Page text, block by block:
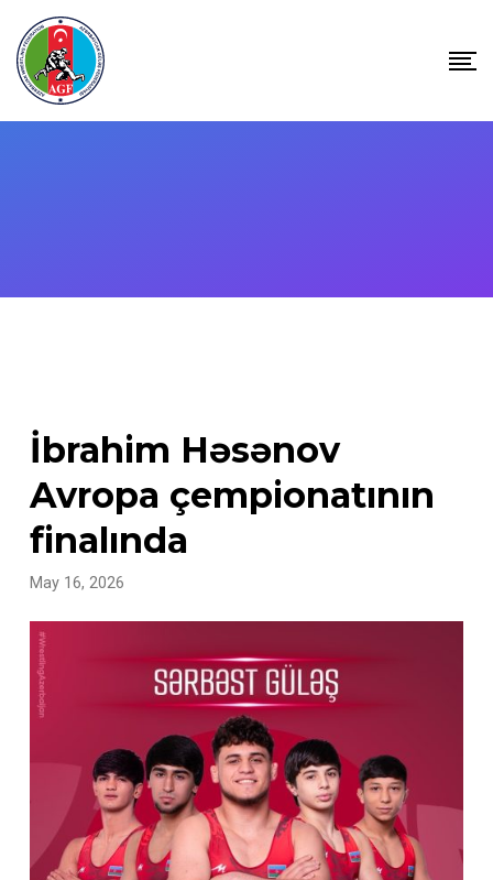
content
İbrahim Həsənov
Avropa çempionatının
finalında
May 16, 2026